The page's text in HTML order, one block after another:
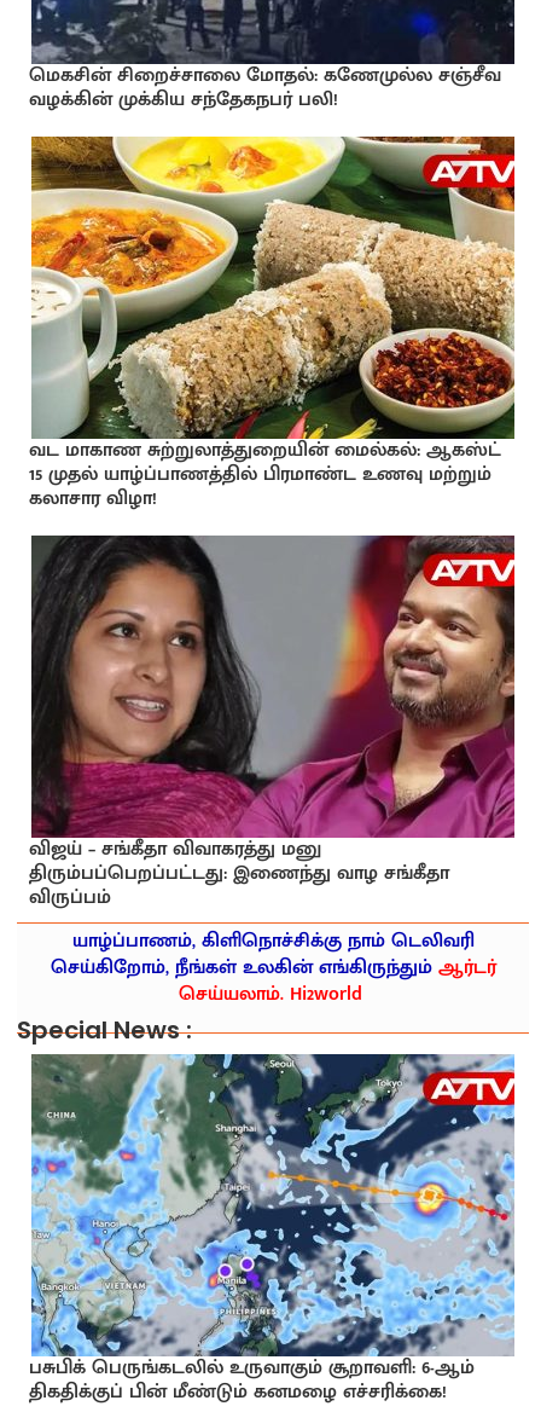
மெகசின் சிறைச்சாலை மோதல்: கணேமுல்ல சஞ்சீவ
வழக்கின் முக்கிய சந்தேகநபர் பலி!
வட மாகாண சுற்றுலாத்துறையின் மைல்கல்: ஆகஸ்ட்
15 முதல் யாழ்ப்பாணத்தில் பிரமாண்ட உணவு மற்றும்
கலாசார விழா!
விஜய் – சங்கீதா விவாகரத்து மனு
திரும்பப்பெறப்பட்டது: இணைந்து வாழ சங்கீதா
விருப்பம்
யாழ்ப்பாணம், கிளிநொச்சிக்கு நாம் டெலிவரி
செய்கிறோம், நீங்கள் உலகின் எங்கிருந்தும்ஆர்டர்
செய்யலாம். Hi2world
Special News :
பசுபிக் பெருங்கடலில் உருவாகும் சூறாவளி: 6-ஆம்
திகதிக்குப் பின் மீண்டும் கனமழை எச்சரிக்கை!